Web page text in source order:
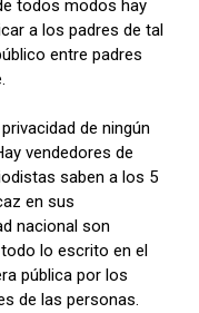
todos modos hay
a los padres de tal
entre padres
de ningún
vendedores de
saben a los 5
en sus
nacional son
lo escrito en el
pública por los
de las personas.